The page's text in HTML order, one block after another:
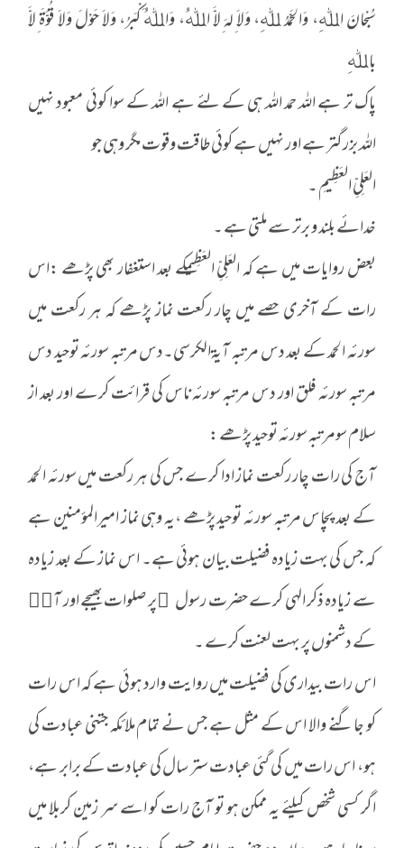
سُبْحانَ اﷲِ، وَالحَمْدُ ﷲِ، وَلاَ ِلہَ ِلاَّ اﷲُ، وَاﷲُ َکْبَرُ، وَلاَ حَوْلَ وَلاَ قُوَّةَ ِلاَّ
باﷲِ
پاک تر ہے اللہ حمد اللہ ہی کے لئے ہے اللہ کے سوا کوئی معبود نہیں
اللہ بزرگتر ہے اور نہیں ہے کوئی طاقت وقوت مگر وہی جو
العَلِیِّ العَظِیمِ ۔
خدائے بلند و برتر سے ملتی ہے ۔
بعض روایات میں ہے کہ العَلِیِّ العَظِیمِکے بعد استغفار بھی پڑھے :اس
رات کے آخری حصے میں چار رکعت نماز پڑھے کہ ہر رکعت میں
سورئہ الحمد کے بعد دس مرتبہ آیةالکرسی۔دس مرتبہ سورئہ توحید دس
مرتبہ سورئہ فلق اور دس مرتبہ سورئہ ناس کی قرائت کرے اور بعد از
سلام سومرتبہ سورئہ توحید پڑھے :
آج کی رات چار رکعت نماز ادا کرے جس کی ہر رکعت میں سورئہ الحمد
کے بعد پچاس مرتبہ سورئہ توحید پڑھے ،یہ وہی نماز امیرالمؤمنین ہے
کہ جس کی بہت زیادہ فضیلت بیان ہوئی ہے۔ اس نماز کے بعد زیادہ
سے زیادہ ذکر الہی کرے حضرت رسول ۖپر صلوات بھیجے اور آپۖ
کے دشمنوں پر بہت لعنت کرے ۔
اس رات بیداری کی فضیلت میں روایت وارد ہوئی ہے کہ اس رات
کو جاگنے والا اس کے مثل ہے جس نے تمام ملائکہ جتنی عبادت کی
ہو، اس رات میں کی گئی عبادت ستر سال کی عبادت کے برابر ہے،
اگر کسی شخص کیلئے یہ ممکن ہو تو آج رات کو اسے سر زمین کربلا میں